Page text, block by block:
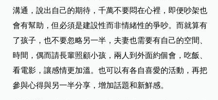
溝通，說出自己的期待，千萬不要悶在心裡，即便吵架也
會有幫助，但必須是建設性而非情緒性的爭吵。而就算有
了孩子，也不要忽略另一半，夫妻也需要有自己的空間、
時間，偶而請長輩照顧小孩，兩人到外面約個會，吃飯、
看電影，讓感情更加溫。也可以有各自喜愛的活動，再把
參與心得與另一半分享，增加話題和新鮮感。